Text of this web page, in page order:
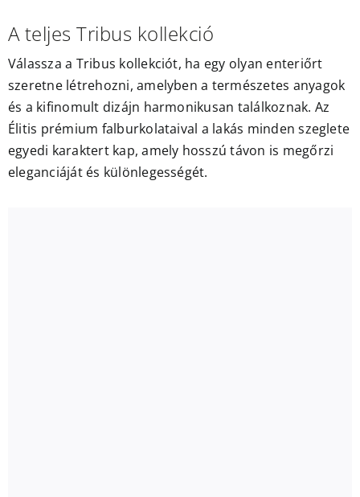
A teljes Tribus kollekció
Válassza a Tribus kollekciót, ha egy olyan enteriőrt
szeretne létrehozni, amelyben a természetes anyagok
és a kifinomult dizájn harmonikusan találkoznak. Az
Élitis prémium falburkolataival a lakás minden szeglete
egyedi karaktert kap, amely hosszú távon is megőrzi
eleganciáját és különlegességét.